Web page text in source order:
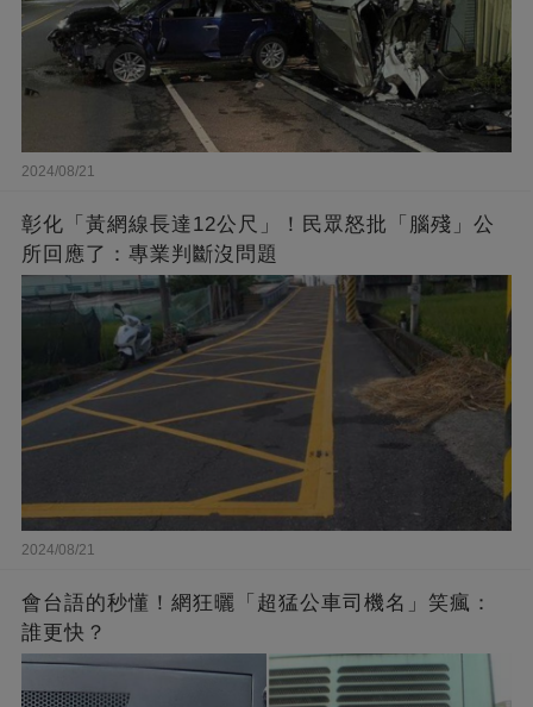
2024/08/21
彰化「黃網線長達12公尺」！民眾怒批「腦殘」公
所回應了：專業判斷沒問題
2024/08/21
會台語的秒懂！網狂曬「超猛公車司機名」笑瘋：
誰更快？